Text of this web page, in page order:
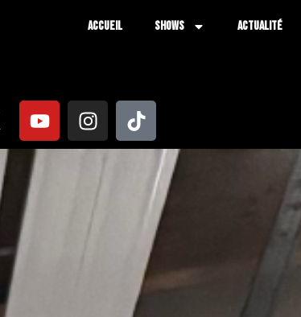
ACCUEIL SHOWS ACTUALITÉ